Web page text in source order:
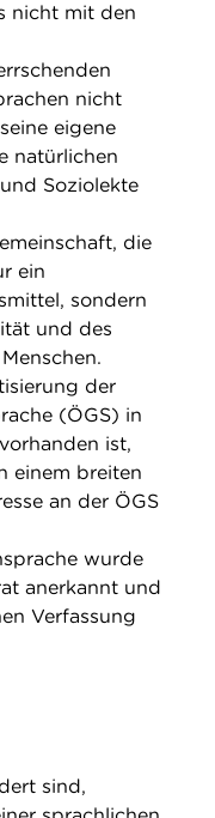
nicht mit den
nicht
eigene
natürlichen
Soziolekte
die
ein
sondern
und des
der
(ÖGS) in
ist,
einem breiten
an der ÖGS
wurde
anerkannt und
Verfassung
sind,